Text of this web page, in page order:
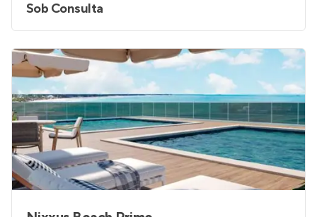
Sob Consulta